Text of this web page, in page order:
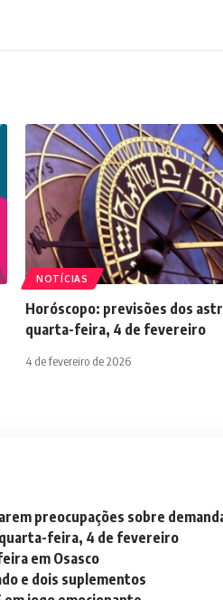
NOTÍCIAS
Horóscopo: previsões dos
quarta-feira, 4 de fevereiro
4 de fevereiro de 2026
preocupações sobre
feira, 4 de fevereiro
em Osasco
e dois suplementos